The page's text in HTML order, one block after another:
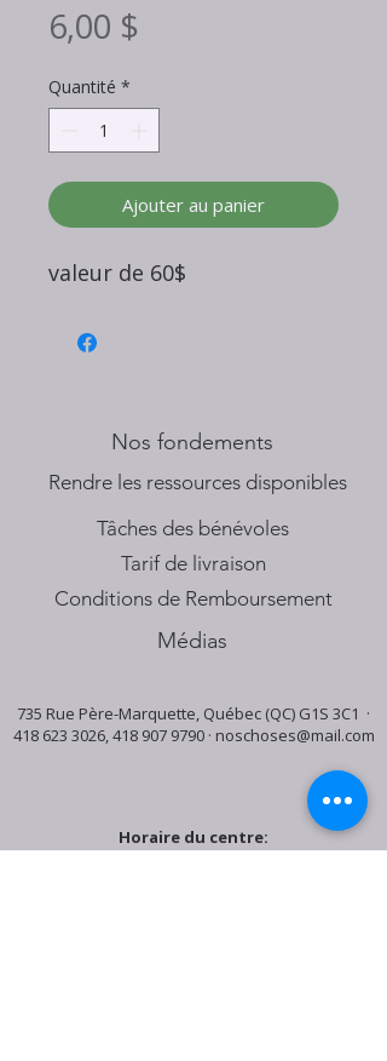
6,00 $
Quantité *
Ajouter au panier
valeur de 60$
Nos fondements
​Rendre les ressources disponibles
Tâches des bénévoles
Tarif de livraison
Conditions de Remboursement
Médias
735 Rue Père-Marquette, Québec (QC) G1S 3C1 ·
418 623 3026,418 907 9790· noschoses@mail.com
Horaire du centre: